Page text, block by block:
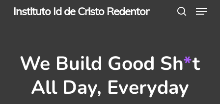
Skip
content
Instituto Id de Cristo Redentor Menu
We Build Good Sh*t
All Day, Everyday